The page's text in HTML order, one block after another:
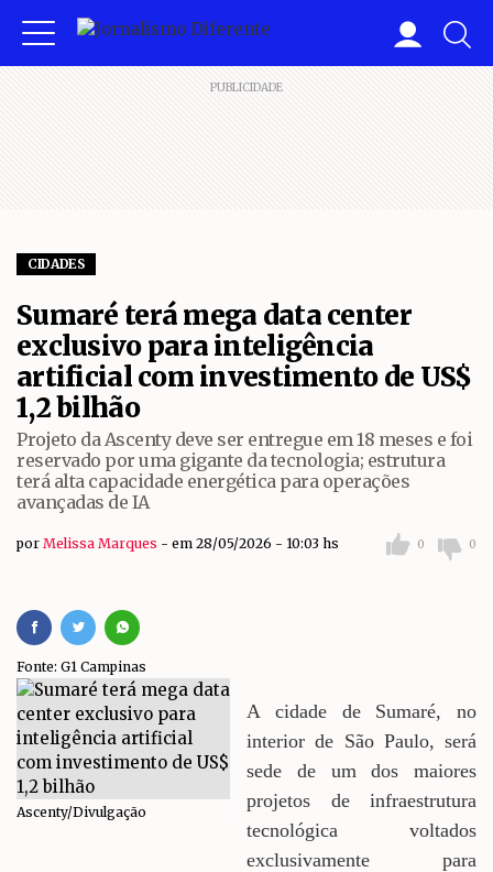
PUBLICIDADE
CIDADES
Sumaré terá mega data center
exclusivo para inteligência
artificial com investimento de US$
1,2 bilhão
Projeto da Ascenty deve ser entregue em 18 meses e foi
reservado por uma gigante da tecnologia; estrutura
terá alta capacidade energética para operações
avançadas de IA
por Melissa Marques em 28/05/2026 - 10:03 hs 0 0
Fonte: G1 Campinas
Ascenty/Divulgação
A cidade de Sumaré, no
interior de São Paulo, será
sede de um dos maiores
projetos de infraestrutura
tecnológica voltados
exclusivamente para